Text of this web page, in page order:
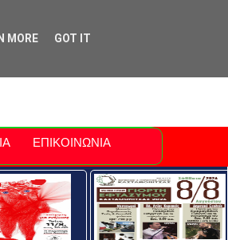
ΕΠΙΚΟΙΝΩΝΙΑ
MORE GOT IT